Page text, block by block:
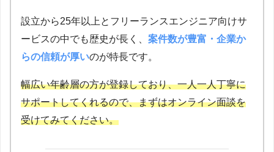
設立から25年以上とフリーランスエンジニア向けサ
ービスの中でも歴史が長く、 案件数が豊富・企業か
らの信頼が厚いのが特長です。
幅広い年齢層の方が登録しており、一人一人丁寧に
サポートしてくれるので、まずはオンライン面談を
受けてみてください。